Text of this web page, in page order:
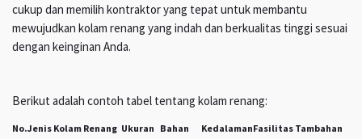
cukup dan memilih kontraktor yang tepat untuk membantu
mewujudkan kolam renang yang indah dan berkualitas tinggi sesuai
dengan keinginan Anda.
Berikut adalah contoh tabel tentang kolam renang:
No.Jenis Kolam Renang Ukuran Bahan KedalamanFasilitas Tambahan